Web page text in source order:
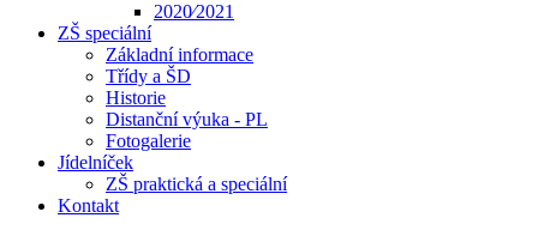
2020⁄2021
ZŠ speciální
Základní informace
Třídy a ŠD
Historie
Distanční výuka - PL
Fotogalerie
Jídelníček
ZŠ praktická a speciální
Kontakt